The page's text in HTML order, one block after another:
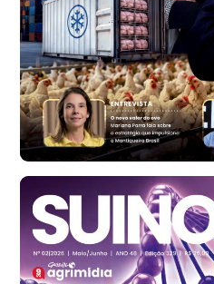
R$ 1.314,61
t
Ovo Vermelho - Regional
Vermelho
R$ 171,61
cx
Ovo Branco - Regional
Santa Maria do Jetibá (ES)
R$ 140,74
cx
Ovo Branco - Regional
Recife (PE)